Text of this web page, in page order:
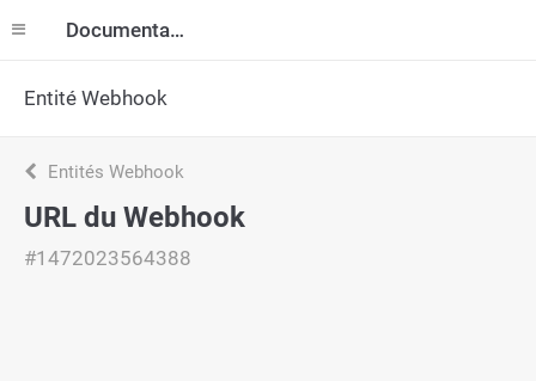
Documentation
Entité Webhook
Entités Webhook
URL du Webhook
#1472023564388